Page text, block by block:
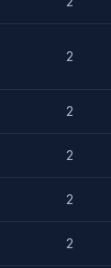
2
2
2
2
2